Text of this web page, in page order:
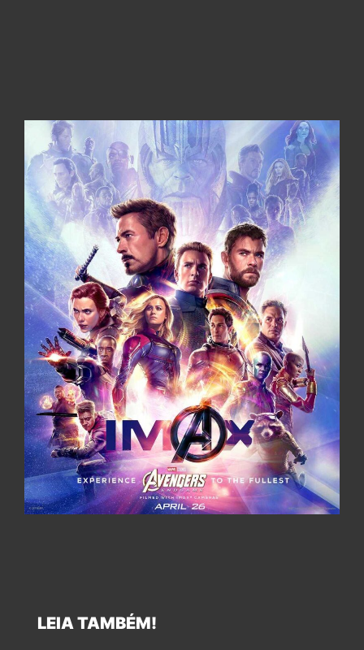
LEIA TAMBÉM!